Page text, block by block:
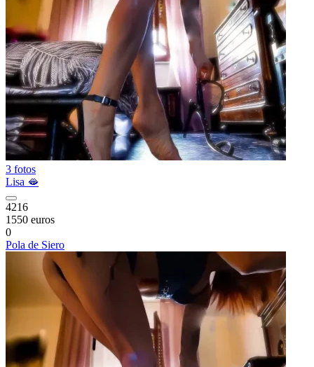
3 fotos
Lisa 🫦
4216
1550 euros
0
Pola de Siero